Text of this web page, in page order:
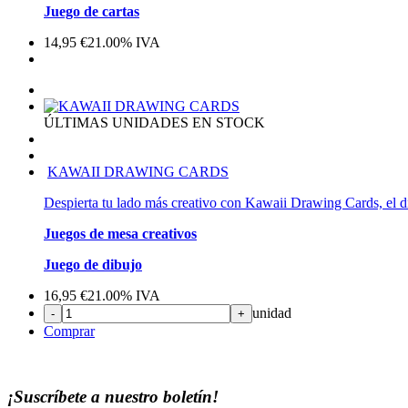
Juego de cartas
14,95 €21.00% IVA
ÚLTIMAS UNIDADES EN STOCK
KAWAII DRAWING CARDS
Despierta tu lado más creativo con Kawaii Drawing Cards, el
Juegos de mesa creativos
Juego de dibujo
16,95 €21.00% IVA
- + unidad
Comprar
¡Suscríbete a nuestro boletín!